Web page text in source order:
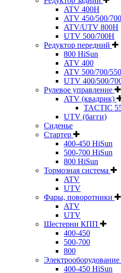
ATV 400H
ATV 450/500/
ATV/UTV 800H
UTV 500/700H
Редуктор передний
800 HiSun
ATV 400
ATV 500/700/
UTV 400/500/
Рулевое управление
ATV (квадрик)
TACTIC
UTV (багги)
Сиденье
Стартер
400-450 HiSun
500-700 HiSun
800 HiSun
Тормозная система
ATV
UTV
Фары, поворотники
ATV
UTV
Шестерни КПП
400-450
500-700
800
Электрооборудование
400-450 HiSun